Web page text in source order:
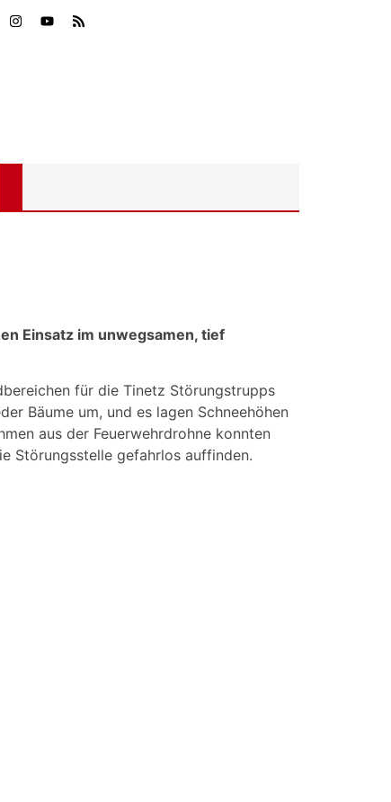
Einsatz im unwegsamen, tief
für die Tinetz Störungstrupps
Bäume um, und es lagen Schneehöhen
aus der Feuerwehrdrohne konnten
Störungsstelle gefahrlos auffinden.